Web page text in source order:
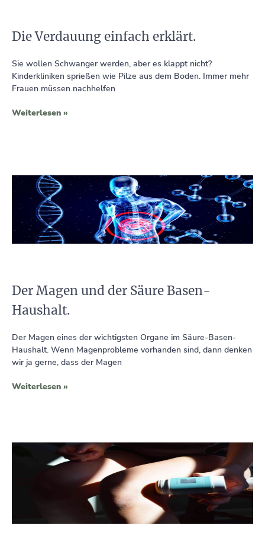
Die Verdauung einfach erklärt.
Sie wollen Schwanger werden, aber es klappt nicht?
Kinderkliniken sprießen wie Pilze aus dem Boden. Immer mehr
Frauen müssen nachhelfen
Weiterlesen »
Der Magen und der Säure Basen-
Haushalt.
Der Magen eines der wichtigsten Organe im Säure-Basen-
Haushalt. Wenn Magenprobleme vorhanden sind, dann denken
wir ja gerne, dass der Magen
Weiterlesen »